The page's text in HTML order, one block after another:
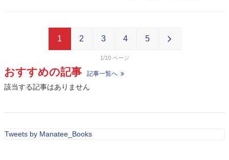
1/10
1 2 3 4 5
おすすめの記事 記事一覧へ
該当する記事はありません
Tweets by Manatee_Books